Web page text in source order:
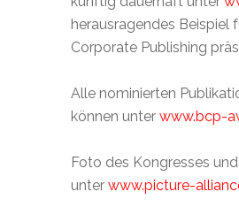
herausragendes Beispiel
Corporate Publishing
Alle nominierten
können unter www.bcp-
Foto des Kongresses
unter www.picture-